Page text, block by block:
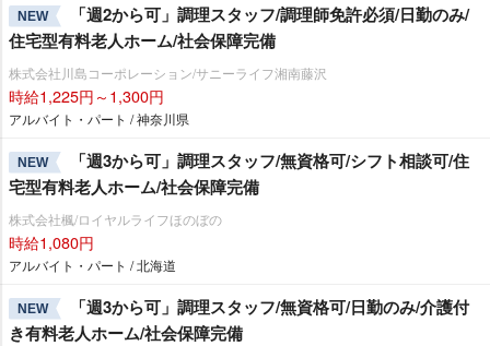
NEW
「週2から可」調理スタッフ/調理師免許必須/日勤のみ/
住宅型有料老人ホーム/社会保障完備
株式会社川島コーポレーション/サニーライフ湘南藤沢
時給1,225円～1,300円
アルバイト・パート / 神奈川県
NEW
「週3から可」調理スタッフ/無資格可/シフト相談可/住
宅型有料老人ホーム/社会保障完備
株式会社楓/ロイヤルライフほのぼの
時給1,080円
アルバイト・パート / 北海道
NEW
「週3から可」調理スタッフ/無資格可/日勤のみ/介護付
き有料老人ホーム/社会保障完備